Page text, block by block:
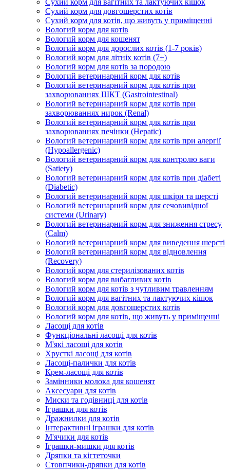
Сухий корм для вагітних та лактуючих кішок
Сухий корм для довгошерстих котів
Сухий корм для котів, що живуть у приміщенні
Вологий корм для котів
Вологий корм для кошенят
Вологий корм для дорослих котів (1-7 років)
Вологий корм для літніх котів (7+)
Вологий корм для котів за породою
Вологий ветеринарний корм для котів
Вологий ветеринарний корм для котів при
захворюваннях ШКТ (Gastrointestinal)
Вологий ветеринарний корм для котів при
захворюваннях нирок (Renal)
Вологий ветеринарний корм для котів при
захворюваннях печінки (Hepatic)
Вологий ветеринарний корм для котів при алергії
(Hypoallergenic)
Вологий ветеринарний корм для контролю ваги
(Satiety)
Вологий ветеринарний корм для котів при діабеті
(Diabetic)
Вологий ветеринарний корм для шкіри та шерсті
Вологий ветеринарний корм для сечовивідної
системи (Urinary)
Вологий ветеринарний корм для зниження стресу
(Calm)
Вологий ветеринарний корм для виведення шерсті
Вологий ветеринарний корм для відновлення
(Recovery)
Вологий корм для стерилізованих котів
Вологий корм для вибагливих котів
Вологий корм для котів з чутливим травленням
Вологий корм для вагітних та лактуючих кішок
Вологий корм для довгошерстих котів
Вологий корм для котів, що живуть у приміщенні
Ласощі для котів
Функціональні ласощі для котів
М'які ласощі для котів
Хрусткі ласощі для котів
Ласощі-палички для котів
Крем-ласощі для котів
Замінники молока для кошенят
Аксесуари для котів
Миски та годівниці для котів
Іграшки для котів
Дражнилки для котів
Інтерактивні іграшки для котів
М'ячики для котів
Іграшки-мишки для котів
Дряпки та кігтеточки
Стовпчики-дряпки для котів